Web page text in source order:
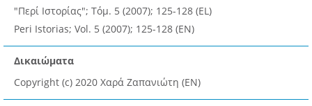
"Περί Ιστορίας"; Τόμ. 5 (2007); 125-128 (EL)
Peri Istorias; Vol. 5 (2007); 125-128 (EN)
Δικαιώματα
Copyright (c) 2020 Χαρά Ζαπανιώτη (EN)